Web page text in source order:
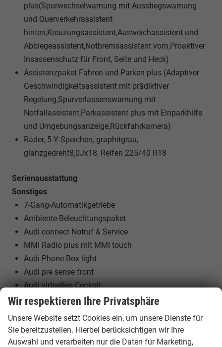
plus(Spurwechselwarnung mit Ausstiegswarnung
und Querverkehrassistent
hinten,Kreuzungsassistent,Ausweichassistent und
Abbiegeassistent,Notbremsassistent vorn,Proaktiver
Insassenschutz für Front, Seite und Heck)
Assistenzpaket Fahren und Parken plus (Adaptiver
Geschwindigkeitsassistent mit prädiktiver
Regelung,Spurverlassenswarnung mit
Notfallassistent,Parkassistent plus mit Einparkhilfe
und Umgebungsanzeige,Rückfahrkamera)
Räder, 5-Y-Speichen, graphitgrau,
glanzgedreht8,0Jx18, Reifen 225/40 R18
Serienausstattung
Sonstiges
7-Gang-Automatikgetriebe
Ambiente-Beleuchtungspaket
Audi connect Notruf & Service
MMI Radio plus mit MMI touch
Audi Phone Box light
Audi pre sense front
Audi virtuelles Cockpit
Bordliteratur auf Deutsch
Digitale Instrumententafel
Dekoreinlagen Feinlack vulkangrau
Wir respektieren Ihre Privatsphäre
Unsere Website setzt Cookies ein, um unsere Dienste für
Sie bereitzustellen. Hierbei berücksichtigen wir Ihre
Auswahl und verarbeiten nur die Daten für Marketing,